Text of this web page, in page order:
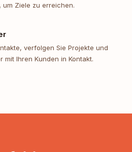
um Ziele zu erreichen.
verfolgen Sie Projekte und
mit Ihren Kunden in Kontakt.